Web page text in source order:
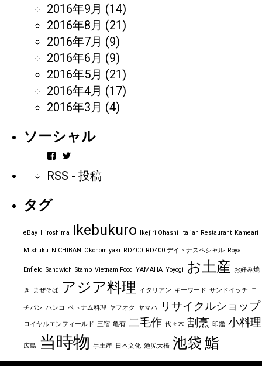
2016年9月 (14)
2016年8月 (21)
2016年7月 (9)
2016年6月 (9)
2016年5月 (21)
2016年4月 (17)
2016年3月 (4)
ソーシャル
vintageorder
ん
ー
を
で
示
ん
の
ー
を
で
示
RSS - 投稿
タグ
eBay Hiroshima Ikebukuro Ikejiri Ohashi Italian Restaurant Kameari
Mishuku NICHIBAN Okonomiyaki RD400 RD400 デイトナスペシャル Royal
Enfield Sandwich Stamp Vietnam Food YAMAHA Yoyogi お土産 お好み焼
き まぜそば アジア料理 イタリアン キーワード サンドイッチ ニ
チバン ハンコ ベトナム料理 ヤフオク ヤマハ リサイクルショップ
ロイヤルエンフィールド 三宿 亀有 二毛作 代々木 割烹 印鑑 小料理
広島 当時物 手土産 日本文化 池尻大橋 池袋 鮨